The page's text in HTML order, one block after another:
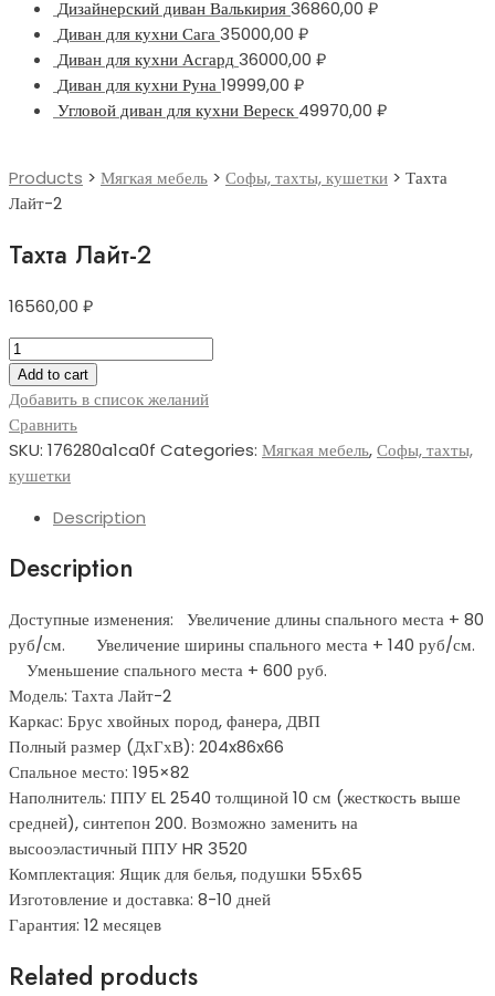
Дизайнерский диван Валькирия36860,00 ₽
Диван для кухни Сага35000,00 ₽
Диван для кухни Асгард36000,00 ₽
Диван для кухни Руна19999,00 ₽
Угловой диван для кухни Вереск 49970,00 ₽
Products > Мягкая мебель > Софы, тахты, кушетки > Тахта
Лайт-2
Тахта Лайт-2
16560,00 ₽
Тахта
Лайт-2
quantity
Add to cart
Добавить в список желаний
Сравнить
SKU: 176280a1ca0f Categories: Мягкая мебель,Софы, тахты,
кушетки
Description
Description
Доступные изменения: Увеличение длины спального места + 80
руб/см. Увеличение ширины спального места + 140 руб/см.
Уменьшение спального места + 600 руб.
Модель: Тахта Лайт-2
Каркас: Брус хвойных пород, фанера, ДВП
Полный размер (ДхГхВ): 204x86x66
Спальное место: 195×82
Наполнитель: ППУ EL 2540 толщиной 10 см (жесткость выше
средней), синтепон 200. Возможно заменить на
высооэластичный ППУ HR 3520
Комплектация: Ящик для белья, подушки 55х65
Изготовление и доставка: 8-10 дней
Гарантия: 12 месяцев
Related products